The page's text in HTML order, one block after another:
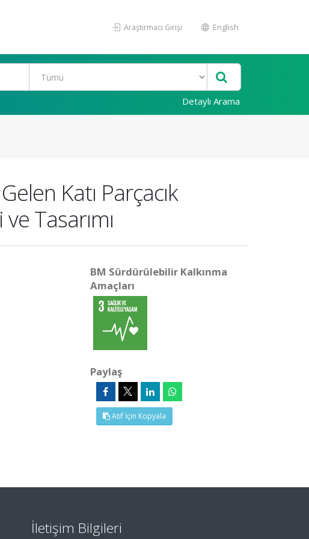
Araştırmacı Girişi English
Detaylı Arama
Katı Parçacık
Tasarımı
BM Sürdürülebilir Kalkınma
Amaçları
Paylaş
Atıf İçin Kopyala
İletişim Bilgileri